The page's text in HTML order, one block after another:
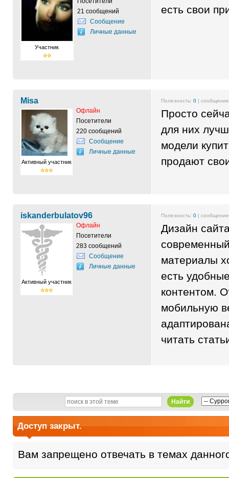
Участник
21 сообщений
Сообщение
Личные данные
есть свои
Misa
Активный участник
Офлайн
Посетители
220 сообщений
Сообщение
Личные данные
Полезность: 0 |
Просто
для них
модели
продают
iskanderbulatov96
Активный участник
Офлайн
Посетители
283 сообщений
Сообщение
Личные данные
Полезность: 0 |
Дизайн
материалы
есть
контентом.
мобильную
читать
Найти
Доступ закрыт.
Вам запрещено отвечать в темах